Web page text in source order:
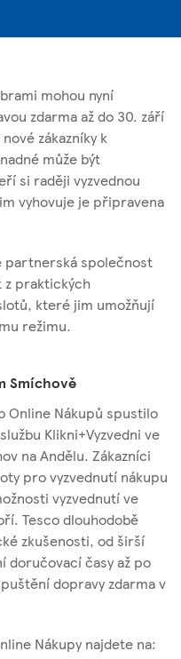
mohou nyní
zdarma až do 30. září
zákazníky k
může být
si raději vyzvednou
vyhovuje je připravena
partnerská společnost
z praktických
které jim umožňují
režimu.
Smíchově
Online Nákupů spustilo
Klikni+Vyzvedni ve
na Andělu. Zákazníci
pro vyzvednutí nákupu
vyzvednutí ve
Tesco dlouhodobě
zkušenosti, od širší
doručovací časy až po
dopravy zdarma v
Nákupy najdete na: